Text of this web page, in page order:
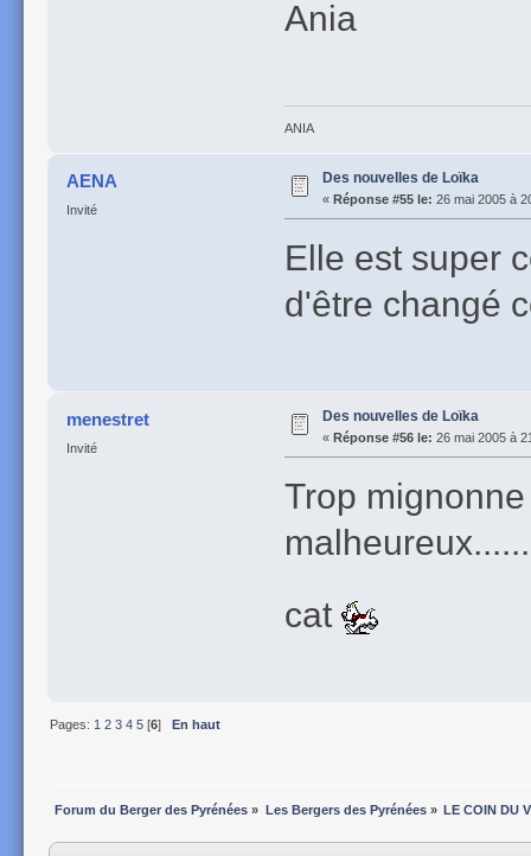
Ania
ANIA
AENA
Invité
Des nouvelles de Loïka
« Réponse #55 le: 26 mai 2005 à
Elle est super
d'être changé
menestret
Invité
Des nouvelles de Loïka
« Réponse #56 le: 26 mai 2005 à
Trop
cat
Pages: 1 2 3 4 5 [6]En haut
Forum du Berger des Pyrénées » Les Bergers des Pyrénées» LE COIN DU